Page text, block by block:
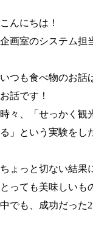
こんにちは！
企画室のシステム担
いつも食べ物のお話
お話です！
時々、「せっかく観
る」という実験をし
ちょっと切ない結果
とっても美味しいも
中でも、成功だった